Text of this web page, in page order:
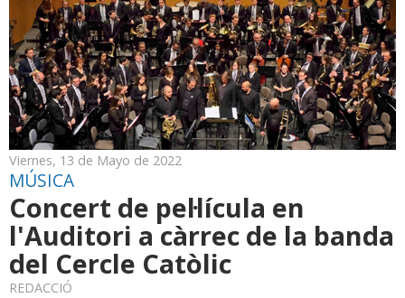
Viernes, 13 de Mayo de 2022
MÚSICA
Concert de pel·lícula en
l'Auditori a càrrec de la banda
del Cercle Catòlic
REDACCIÓ